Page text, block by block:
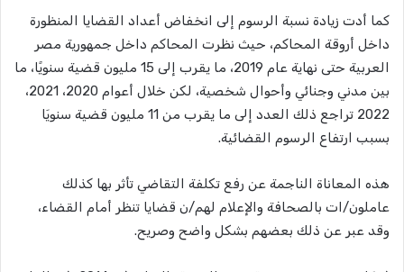
كما أدت زيادة نسبة الرسوم إلى انخفاض أعداد القضايا المنظورة
داخل أروقة المحاكم، حيث نظرت المحاكم داخل جمهورية مصر
العربية حتى نهاية عام 2019، ما يقرب إلى 15 مليون قضية سنويًا، ما
بين مدني وجنائي وأحوال شخصية، لكن خلال أعوام 2020، 2021،
2022 تراجع ذلك العدد إلى ما يقرب من 11 مليون قضية سنويَا
بسبب ارتفاع الرسوم القضائية.
هذه المعاناة الناجمة عن رفع تكلفة التقاضي تأثر بها كذلك
عاملون/ات بالصحافة والإعلام لهم/ن قضايا تنظر أمام القضاء،
وقد عبر عن ذلك بعضهم بشكل واضح وصريح.